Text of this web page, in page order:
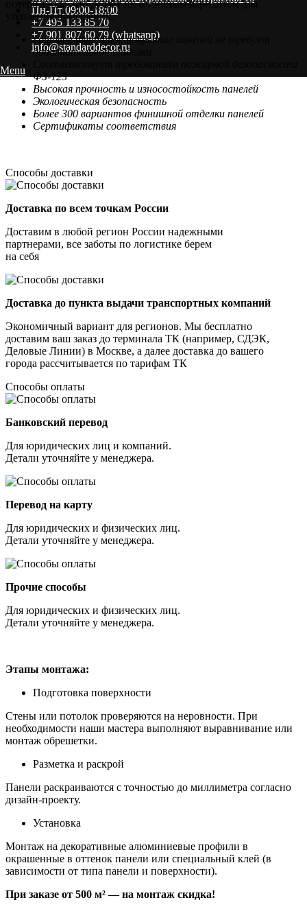
Пн-Пт 09:00-18:00
+7 495 133 85 70
+7 901 807 60 79 (whatsapp)
info@standarddecor.ru
Menu
потери тепла, что делает их отличным вариантом для
утепления помещений.
Готовое финишное покрытие панелей не требует
дополнительной отделки
ФЗ-123
Высокая прочность и износостойкость панелей
Экологическая безопасность
Более 300 вариантов финишной отделки панелей
Сертификаты соответствия
Способы доставки
Доставка по всем точкам России
Доставим в любой регион России надежными
партнерами, все заботы по логистике берем
на себя
Доставка до пункта выдачи транспортных компаний
Экономичный вариант для регионов. Мы бесплатно
доставим ваш заказ до терминала ТК (например, СДЭК,
Деловые Линии) в Москве, а далее доставка до вашего
города рассчитывается по тарифам ТК
Способы оплаты
Банковский перевод
Для юридических лиц и компаний.
Детали уточняйте у менеджера.
Перевод на карту
Для юридических и физических лиц.
Детали уточняйте у менеджера.
Прочие способы
Для юридических и физических лиц.
Детали уточняйте у менеджера.
Этапы монтажа:
Подготовка поверхности
Стены или потолок проверяются на неровности. При
необходимости наши мастера выполняют выравнивание или
монтаж обрешетки.
Разметка и раскрой
Панели раскраиваются с точностью до миллиметра согласно
дизайн-проекту.
Установка
Монтаж на декоративные алюминиевые профили в
окрашенные в оттенок панели или специальный клей (в
зависимости от типа панели и поверхности).
При заказе от 500 м² — на монтаж скидка!